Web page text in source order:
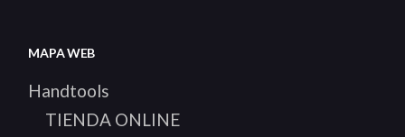
MAPA WEB
Handtools
TIENDA ONLINE